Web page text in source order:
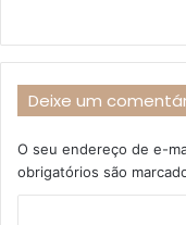
Deixe um
O seu endereço de e-
obrigatórios são